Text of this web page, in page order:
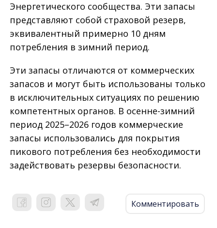
Энергетического сообщества. Эти запасы
представляют собой страховой резерв,
эквивалентный примерно 10 дням
потребления в зимний период.
Эти запасы отличаются от коммерческих
запасов и могут быть использованы только
в исключительных ситуациях по решению
компетентных органов. В осенне-зимний
период 2025–2026 годов коммерческие
запасы использовались для покрытия
пикового потребления без необходимости
задействовать резервы безопасности.
Комментировать